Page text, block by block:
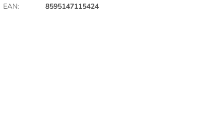
EAN: 8595147115424